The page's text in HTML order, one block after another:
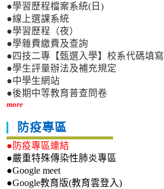
●學習歷程檔案系統(日)
●線上選課系統
●學習歷程（夜）
●學雜費繳費及查詢
●四技二專【甄選入學】校系代碼填寫
●學生評量辦法及補充規定
●中學生網站
●後期中等教育普查問卷
more
防疫專區
●防疫專區連結
●嚴重特殊傳染性肺炎專區
●Google meet
●Google教育版(教育雲登入)